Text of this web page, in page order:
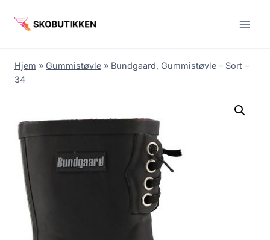
Hjem » Gummistøvle » Bundgaard, Gummistøvle – Sort –
34